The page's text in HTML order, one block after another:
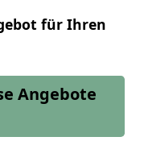
für Ihren
Angebote